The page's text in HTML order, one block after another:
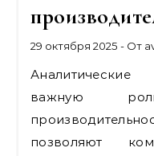
29 октября 2025 - От
Аналитические инструменты играют
важную
позволяют